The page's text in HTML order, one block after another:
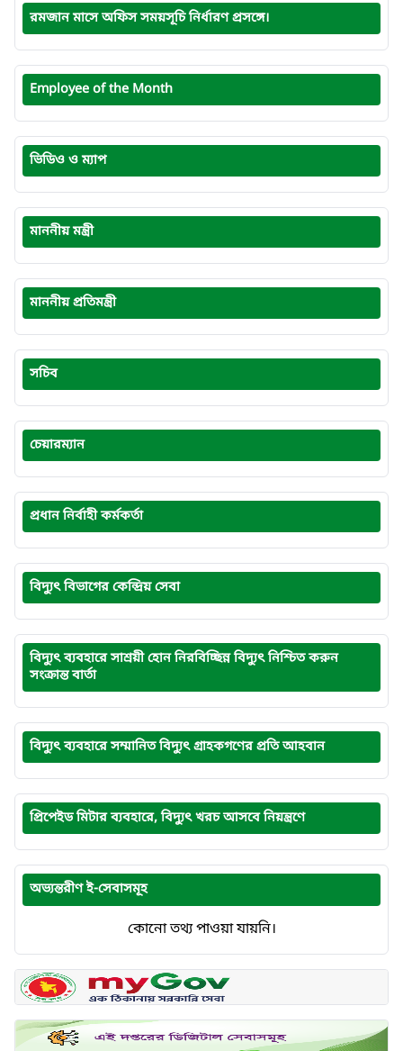
রমজান মাসে অফিস সময়সূচি নির্ধারণ প্রসঙ্গে।
Employee of the Month
ভিডিও ও ম্যাপ
মাননীয় মন্ত্রী
মাননীয় প্রতিমন্ত্রী
সচিব
চেয়ারম্যান
প্রধান নির্বাহী কর্মকর্তা
বিদ্যুৎ বিভাগের কেন্দ্রিয় সেবা
বিদ্যুৎ ব্যবহারে সাশ্রয়ী হোন নিরবিচ্ছিন্ন বিদ্যুৎ নিশ্চিত করুন
সংক্রান্ত বার্তা
বিদ্যুৎ ব্যবহারে সম্মানিত বিদ্যুৎ গ্রাহকগণের প্রতি আহবান
প্রিপেইড মিটার ব্যবহারে, বিদ্যুৎ খরচ আসবে নিয়ন্ত্রণে
অভ্যন্তরীণ ই-সেবাসমূহ
কোনো তথ্য পাওয়া যায়নি।